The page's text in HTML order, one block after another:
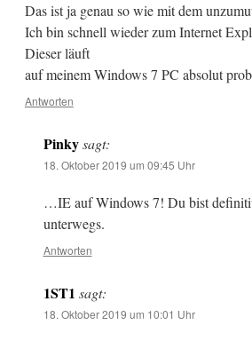
Das ist ja genau so wie mit dem
Ich bin schnell wieder zum Internet
Dieser läuft
auf meinem Windows 7 PC absolut
Antworten
Pinky sagt:
18. Oktober 2019 um 09:45 Uhr
…IE auf Windows 7! Du bist
unterwegs.
Antworten
1ST1 sagt:
18. Oktober 2019 um 10:01 Uhr